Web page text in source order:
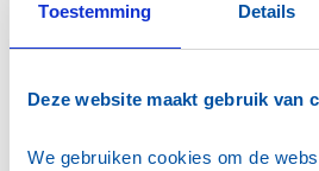
Toestemming Details
Deze website maakt gebruik van
We gebruiken cookies om de